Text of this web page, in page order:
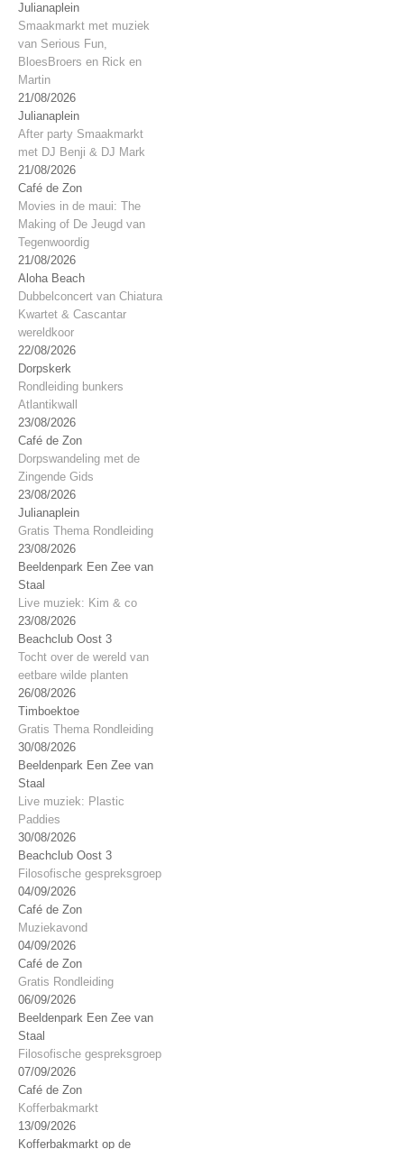
Julianaplein
Smaakmarkt met muziek
van Serious Fun,
BloesBroers en Rick en
Martin
21/08/2026
Julianaplein
After party Smaakmarkt
met DJ Benji & DJ Mark
21/08/2026
Café de Zon
Movies in de maui: The
Making of De Jeugd van
Tegenwoordig
21/08/2026
Aloha Beach
Dubbelconcert van Chiatura
Kwartet & Cascantar
wereldkoor
22/08/2026
Dorpskerk
Rondleiding bunkers
Atlantikwall
23/08/2026
Café de Zon
Dorpswandeling met de
Zingende Gids
23/08/2026
Julianaplein
Gratis Thema Rondleiding
23/08/2026
Beeldenpark Een Zee van
Staal
Live muziek: Kim & co
23/08/2026
Beachclub Oost 3
Tocht over de wereld van
eetbare wilde planten
26/08/2026
Timboektoe
Gratis Thema Rondleiding
30/08/2026
Beeldenpark Een Zee van
Staal
Live muziek: Plastic
Paddies
30/08/2026
Beachclub Oost 3
Filosofische gespreksgroep
04/09/2026
Café de Zon
Muziekavond
04/09/2026
Café de Zon
Gratis Rondleiding
06/09/2026
Beeldenpark Een Zee van
Staal
Filosofische gespreksgroep
07/09/2026
Café de Zon
Kofferbakmarkt
13/09/2026
Kofferbakmarkt op de